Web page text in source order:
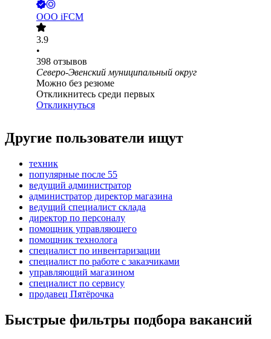
ООО iFCM
3.9
•
398 отзывов
Северо-Эвенский муниципальный округ
Можно без резюме
Откликнитесь среди первых
Откликнуться
Другие пользователи ищут
техник
популярные после 55
ведущий администратор
администратор директор магазина
ведущий специалист склада
директор по персоналу
помощник управляющего
помощник технолога
специалист по инвентаризации
специалист по работе с заказчиками
управляющий магазином
специалист по сервису
продавец Пятёрочка
Быстрые фильтры подбора вакансий